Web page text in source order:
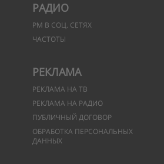
РАДИО
РМ В СОЦ. СЕТЯХ
ЧАСТОТЫ
РЕКЛАМА
РЕКЛАМА НА ТВ
РЕКЛАМА НА РАДИО
ПУБЛИЧНЫЙ ДОГОВОР
ОБРАБОТКА ПЕРСОНАЛЬНЫХ
ДАННЫХ